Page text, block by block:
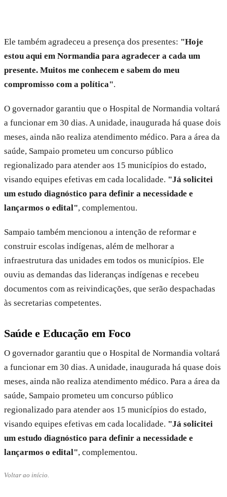
Ele também agradeceu a presença dos presentes: "Hoje
estou aqui em Normandia para agradecer a cada um
presente. Muitos me conhecem e sabem do meu
compromisso com a política".
O governador garantiu que o Hospital de Normandia voltará
a funcionar em 30 dias. A unidade, inaugurada há quase dois
meses, ainda não realiza atendimento médico. Para a área da
saúde, Sampaio prometeu um concurso público
regionalizado para atender aos 15 municípios do estado,
visando equipes efetivas em cada localidade. "Já solicitei
um estudo diagnóstico para definir a necessidade e
lançarmos o edital", complementou.
Sampaio também mencionou a intenção de reformar e
construir escolas indígenas, além de melhorar a
infraestrutura das unidades em todos os municípios. Ele
ouviu as demandas das lideranças indígenas e recebeu
documentos com as reivindicações, que serão despachadas
às secretarias competentes.
Saúde e Educação em Foco
O governador garantiu que o Hospital de Normandia voltará
a funcionar em 30 dias. A unidade, inaugurada há quase dois
meses, ainda não realiza atendimento médico. Para a área da
saúde, Sampaio prometeu um concurso público
regionalizado para atender aos 15 municípios do estado,
visando equipes efetivas em cada localidade. "Já solicitei
um estudo diagnóstico para definir a necessidade e
lançarmos o edital", complementou.
Voltar ao início.